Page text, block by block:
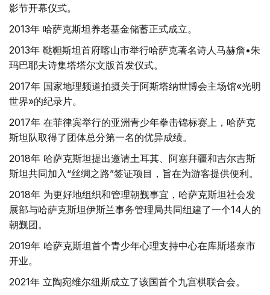
影节开幕仪式。
2013年 哈萨克斯坦养老基金储蓄正式成立。
2013年 鞑靼斯坦首府喀山市举行哈萨克著名诗人马赫詹•朱
玛巴耶夫诗集塔塔尔文版首发仪式。
2017年 国家地理频道拍摄关于阿斯塔纳世博会主场馆«光明
世界»的纪录片。
2017年 在菲律宾举行的亚洲青少年拳击锦标赛上，哈萨克
斯坦队取得了团体总分第一名的优异成绩。
2018年 哈萨克斯坦提出邀请土耳其、阿塞拜疆和吉尔吉斯
斯坦共同加入“丝绸之路”签证项目，旨在为游客提供便利。
2018年 为更好地组织和管理朝觐事宜，哈萨克斯坦社会发
展部与哈萨克斯坦伊斯兰事务管理局共同组建了一个14人的
朝觐团。
2019年 哈萨克斯坦首个青少年心理支持中心在库斯塔奈市
开业。
2021年 立陶宛维尔纽斯成立了该国首个九宫棋联合会。